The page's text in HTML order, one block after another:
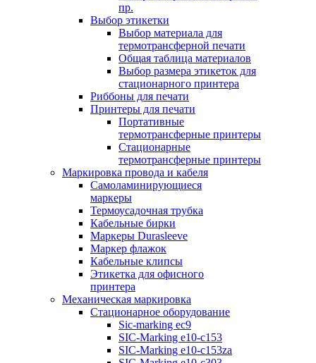
пр.
Выбор этикетки
Выбор материала для
термотрансферной печати
Общая таблица материалов
Выбор размера этикеток для
стационарного принтера
Риббоны для печати
Принтеры для печати
Портативные
термотрансферные принтеры
Стационарные
термотрансферные принтеры
Маркировка провода и кабеля
Самоламинирующиеся
маркеры
Термоусадочная трубка
Кабельные бирки
Маркеры Durasleeve
Маркер флажок
Кабельные клипсы
Этикетка для офисного
принтера
Механическая маркировка
Стационарное оборудование
Sic-marking ec9
SIC-Marking e10-c153
SIC-Marking e10-c153za